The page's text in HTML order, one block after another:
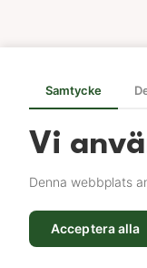
Samtycke
Vi
Denna webbplats
Acceptera alla
© 2026
All rights